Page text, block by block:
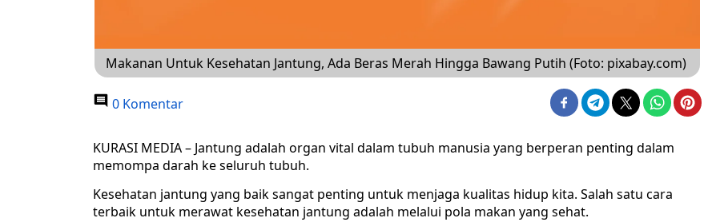
Makanan Untuk Kesehatan Jantung, Ada Beras Merah Hingga Bawang Putih (Foto: pixabay.com)
0 Komentar
KURASI MEDIA – Jantung adalah organ vital dalam tubuh manusia yang berperan penting dalam
memompa darah ke seluruh tubuh.
Kesehatan jantung yang baik sangat penting untuk menjaga kualitas hidup kita. Salah satu cara
terbaik untuk merawat kesehatan jantung adalah melalui pola makan yang sehat.